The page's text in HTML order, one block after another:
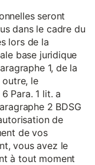
seront
dans le cadre du
lors de la
base juridique
1, de la
le
Para. 1 lit. a
2 BDSG
de
de vos
vous avez le
à tout moment